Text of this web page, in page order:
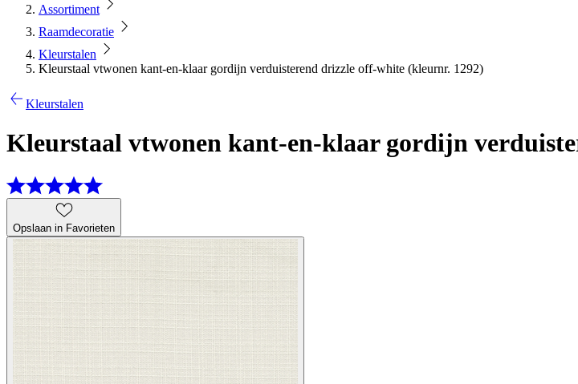
Assortiment
Raamdecoratie
Kleurstalen
Kleurstaal vtwonen kant-en-klaar gordijn verduisterend drizzle off-white (kleurnr. 1292)
Kleurstalen
Kleurstaal vtwonen kant-en-klaar gordijn
Opslaan in Favorieten